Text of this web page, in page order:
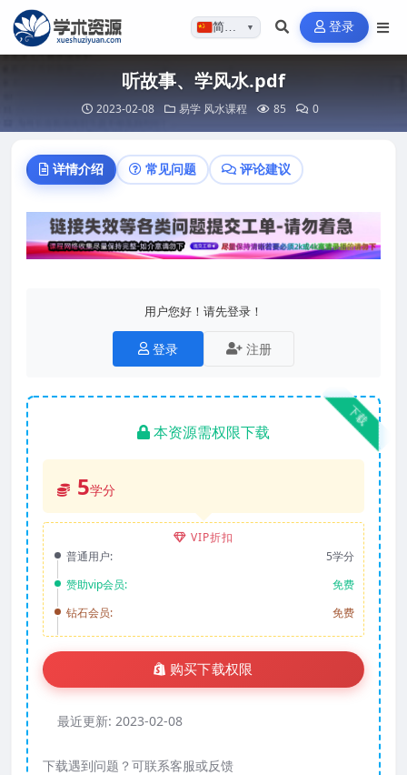
简体…▼ 登录
听故事、学风水.pdf
2023-02-08 易学 风水课程 85 0
详情介绍 常见问题 评论建议
用户您好！请先登录！
登录 注册
下载
本资源需权限下载
5学分
VIP折扣
普通用户:
5学分
赞助vip会员:
免费
钻石会员:
免费
购买下载权限
最近更新: 2023-02-08
下载遇到问题？可联系客服或反馈